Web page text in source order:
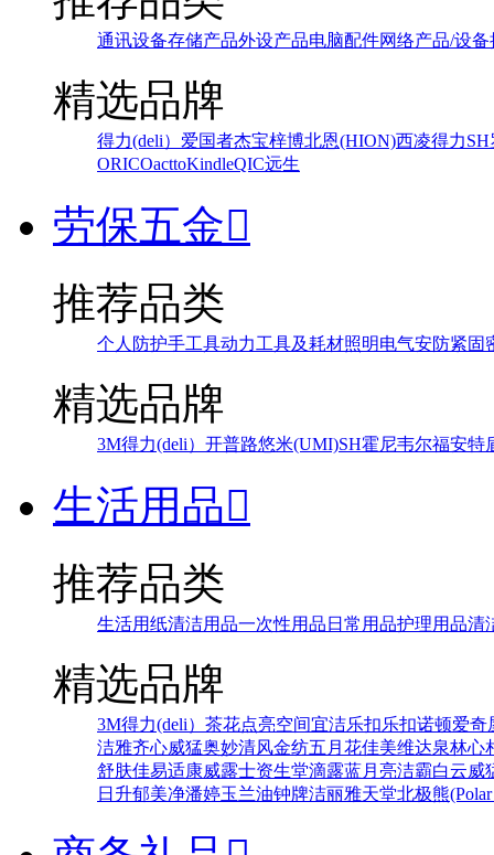
通讯设备存储产品外设产品电脑配件网络产品/设备
精选品牌
得力(deli） 爱国者杰宝梓博北恩(HION)西凌得力SH
ORICOacttoKindleQIC远生
劳保五金
推荐品类
个人防护手工具动力工具及耗材照明电气安防紧固
精选品牌
3M得力(deli） 开普路悠米(UMI)SH霍尼韦尔福安特
生活用品
推荐品类
生活用纸清洁用品一次性用品 日常用品护理用品清
精选品牌
3M得力(deli） 茶花点亮空间宜洁乐扣乐扣诺顿爱奇
洁雅齐心威猛奥妙清风金纺五月花佳美维达泉林心
舒肤佳易适康威露士资生堂滴露蓝月亮洁霸白云威
日升郁美净潘婷玉兰油钟牌洁丽雅天堂北极熊(Polar